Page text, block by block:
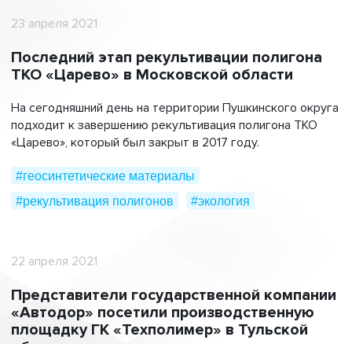
23 апреля 2021
Последний этап рекультивации полигона
ТКО «Царево» в Московской области
На сегодняшний день на территории Пушкинского округа
подходит к завершению рекультивация полигона ТКО
«Царево», который был закрыт в 2017 году.
#геосинтетические материалы
#рекультивация полигонов
#экология
22 апреля 2021
Представители государственной компании
«Автодор» посетили производственную
площадку ГК «Техполимер» в Тульской